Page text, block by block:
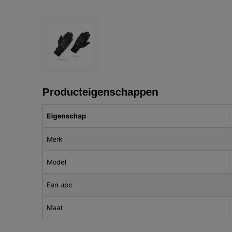
Producteigenschappen
Eigenschap
Merk
Model
Ean upc
Maat